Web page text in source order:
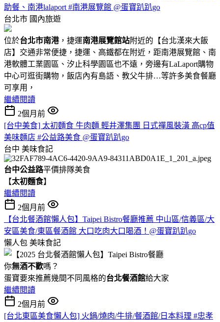
助餐、南港lalaport #南港展覽館 @蛋寶趴趴go
台北市 國內旅遊
位於台北市南港，捷運南港展覽館站附近的【台北漢來大飯
店】交通非常便捷，捷運、高鐵都在附近，距南港展覽館、南
港軟體工業園區、汐止科學園區也不遠，旁邊有LaLaport購物
中心可逛街購物，飯店內有島語、教父牛排…等許多美食餐廳
可享用，
繼續閱讀
2個月前
[台中美食] 太初麵食 牛肉麵 輕井澤集團 日式禪風裝潢 高cp值
美味麵店 #公益路美食 @蛋寶趴趴go
台中 美味食記
台中公益路平價排隊美食
【太初麵食】
繼續閱讀
2個月前
【台北餐酒館懶人包】Taipei Bistro餐廳推薦 中山區/信義區/大
安區美食/東區餐酒館 大口吃肉大口喝酒！@蛋寶趴趴go
懶人包 美味食記
你無酒不歡嗎？
蛋寶要來推薦幾間不同風格的台北餐酒館給大家
繼續閱讀
2個月前
[台北東區美食懶人包] 火鍋/燒肉/牛排/餐酒館/日本料理 #忠孝